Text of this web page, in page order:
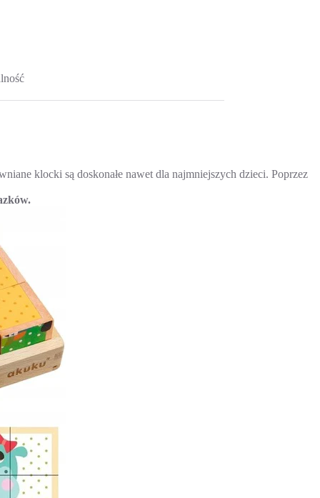
klocki są doskonałe nawet dla najmniejszych dzieci. Poprzez